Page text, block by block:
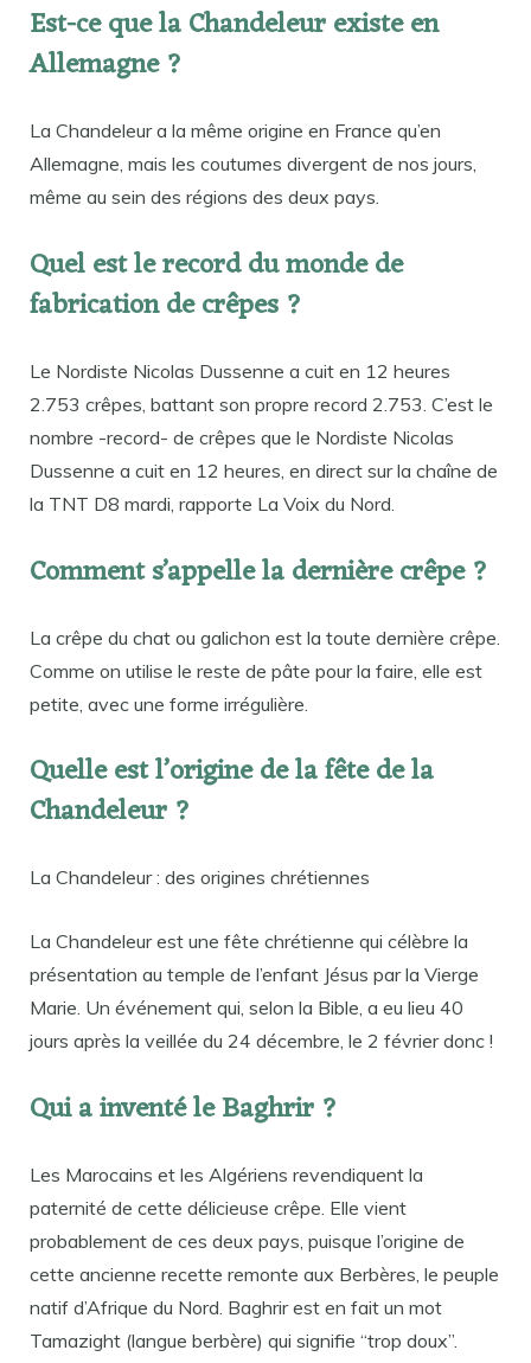
Est-ce que la Chandeleur existe en
Allemagne ?
La Chandeleur a la même origine en France qu’en
Allemagne, mais les coutumes divergent de nos jours,
même au sein des régions des deux pays.
Quel est le record du monde de
fabrication de crêpes ?
Le Nordiste Nicolas Dussenne a cuit en 12 heures
2.753 crêpes, battant son propre record 2.753. C’est le
nombre -record- de crêpes que le Nordiste Nicolas
Dussenne a cuit en 12 heures, en direct sur la chaîne de
la TNT D8 mardi, rapporte La Voix du Nord.
Comment s’appelle la dernière crêpe ?
La crêpe du chat ou galichon est la toute dernière crêpe.
Comme on utilise le reste de pâte pour la faire, elle est
petite, avec une forme irrégulière.
Quelle est l’origine de la fête de la
Chandeleur ?
La Chandeleur : des origines chrétiennes
La Chandeleur est une fête chrétienne qui célèbre la
présentation au temple de l’enfant Jésus par la Vierge
Marie. Un événement qui, selon la Bible, a eu lieu 40
jours après la veillée du 24 décembre, le 2 février donc !
Qui a inventé le Baghrir ?
Les Marocains et les Algériens revendiquent la
paternité de cette délicieuse crêpe. Elle vient
probablement de ces deux pays, puisque l’origine de
cette ancienne recette remonte aux Berbères, le peuple
natif d’Afrique du Nord. Baghrir est en fait un mot
Tamazight (langue berbère) qui signifie “trop doux”.